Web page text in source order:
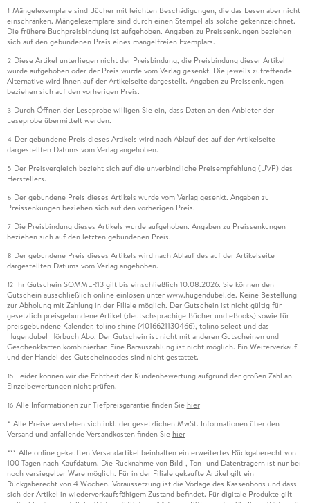
1 Mängelexemplare sind Bücher mit leichten Beschädigungen, die das Lesen aber nicht
einschränken. Mängelexemplare sind durch einen Stempel als solche gekennzeichnet.
Die frühere Buchpreisbindung ist aufgehoben. Angaben zu Preissenkungen beziehen
sich auf den gebundenen Preis eines mangelfreien Exemplars.
2 Diese Artikel unterliegen nicht der Preisbindung, die Preisbindung dieser Artikel
wurde aufgehoben oder der Preis wurde vom Verlag gesenkt. Die jeweils zutreffende
Alternative wird Ihnen auf der Artikelseite dargestellt. Angaben zu Preissenkungen
beziehen sich auf den vorherigen Preis.
3 Durch Öffnen der Leseprobe willigen Sie ein, dass Daten an den Anbieter der
Leseprobe übermittelt werden.
4 Der gebundene Preis dieses Artikels wird nach Ablauf des auf der Artikelseite
dargestellten Datums vom Verlag angehoben.
5 Der Preisvergleich bezieht sich auf die unverbindliche Preisempfehlung (UVP) des
Herstellers.
6 Der gebundene Preis dieses Artikels wurde vom Verlag gesenkt. Angaben zu
Preissenkungen beziehen sich auf den vorherigen Preis.
7 Die Preisbindung dieses Artikels wurde aufgehoben. Angaben zu Preissenkungen
beziehen sich auf den letzten gebundenen Preis.
8 Der gebundene Preis dieses Artikels wird nach Ablauf des auf der Artikelseite
dargestellten Datums vom Verlag angehoben.
12 Ihr Gutschein SOMMER13 gilt bis einschließlich 10.08.2026. Sie können den
Gutschein ausschließlich online einlösen unter www.hugendubel.de. Keine Bestellung
zur Abholung mit Zahlung in der Filiale möglich. Der Gutschein ist nicht gültig für
gesetzlich preisgebundene Artikel (deutschsprachige Bücher und eBooks) sowie für
preisgebundene Kalender, tolino shine (4016621130466), tolino select und das
Hugendubel Hörbuch Abo. Der Gutschein ist nicht mit anderen Gutscheinen und
Geschenkkarten kombinierbar. Eine Barauszahlung ist nicht möglich. Ein Weiterverkauf
und der Handel des Gutscheincodes sind nicht gestattet.
15 Leider können wir die Echtheit der Kundenbewertung aufgrund der großen Zahl an
Einzelbewertungen nicht prüfen.
16 Alle Informationen zur Tiefpreisgarantie finden Sie hier
* Alle Preise verstehen sich inkl. der gesetzlichen MwSt. Informationen über den
Versand und anfallende Versandkosten finden Sie hier
*** Alle online gekauften Versandartikel beinhalten ein erweitertes Rückgaberecht von
100 Tagen nach Kaufdatum. Die Rücknahme von Bild-, Ton- und Datenträgern ist nur bei
noch versiegelter Ware möglich. Für in der Filiale gekaufte Artikel gilt ein
Rückgaberecht von 4 Wochen. Voraussetzung ist die Vorlage des Kassenbons und dass
sich der Artikel in wiederverkaufsfähigem Zustand befindet. Für digitale Produkte gilt